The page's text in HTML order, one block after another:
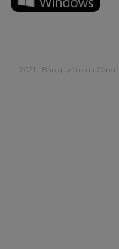
2021 - Bản quyền của